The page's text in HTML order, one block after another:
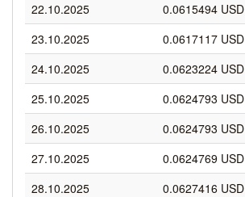
22.10.2025
0.0615494 USD
23.10.2025
0.0617117 USD
24.10.2025
0.0623224 USD
25.10.2025
0.0624793 USD
26.10.2025
0.0624793 USD
27.10.2025
0.0624769 USD
28.10.2025
0.0627416 USD